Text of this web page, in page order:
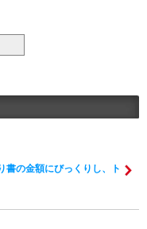
書の金額にびっくりし、ト